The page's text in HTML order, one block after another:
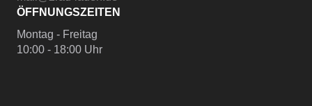
ÖFFNUNGSZEITEN
Montag - Freitag
10:00 - 18:00 Uhr